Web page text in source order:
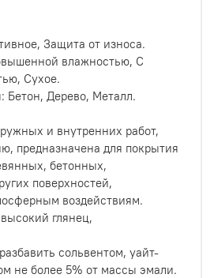
Защита от износа.
влажностью, С
Сухое.
Бетон, Дерево, Металл.
и внутренних работ,
предназначена для покрытия
бетонных,
поверхностей,
воздействиям.
глянец,
сольвентом, уайт-
не более 5% от массы эмали.